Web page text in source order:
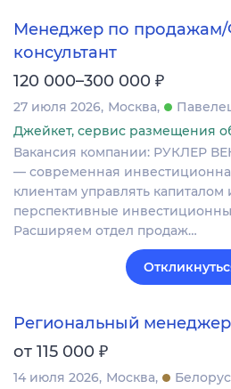
Менеджер по
консультант
120 000–300 000 ₽
27 июля 2026 Москва
Джейкет, сервис размещения
Вакансия компании: РУКЛЕР
— современная
клиентам управлять капиталом
перспективные
Расширяем отдел продаж…
Региональный
от 115 000 ₽
14 июля 2026 Москва